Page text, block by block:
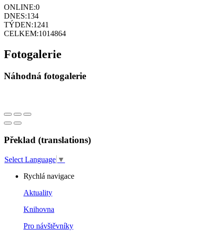
ONLINE:0
DNES:134
TÝDEN:1241
CELKEM:1014864
Fotogalerie
Náhodná fotogalerie
Překlad (translations)
Select Language ▼
Rychlá navigace
Aktuality
Knihovna
Pro návštěvníky